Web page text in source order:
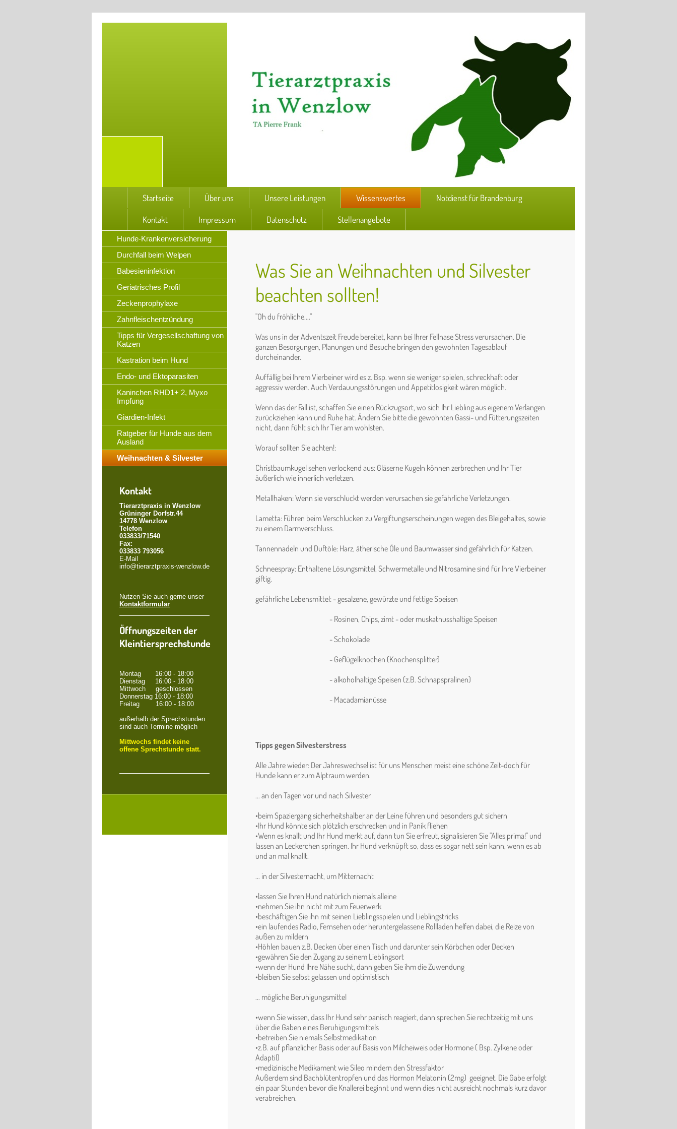
Startseite Über uns Unsere Leistungen Wissenswertes Notdienst für Brandenburg
Kontakt Impressum Datenschutz Stellenangebote
Hunde-Krankenversicherung
Durchfall beim Welpen
Babesieninfektion
Geriatrisches Profil
Zeckenprophylaxe
Zahnfleischentzündung
Tipps für Vergesellschaftung von
Katzen
Kastration beim Hund
Endo- und Ektoparasiten
Kaninchen RHD1+ 2, Myxo
Impfung
Giardien-Infekt
Ratgeber für Hunde aus dem
Ausland
Weihnachten & Silvester
Kontakt
Tierarztpraxis in Wenzlow
Grüninger Dorfstr.44
14778 Wenzlow
Telefon
033833/71540
Fax:
033833 793056
E-Mail
info@tierarztpraxis-wenzlow.de
Nutzen Sie auch gerne unser
Kontaktformular
Öffnungszeiten der
Kleintiersprechstunde
Montag 16:00 - 18:00
Dienstag 16:00 - 18:00
Mittwoch geschlossen
Donnerstag 16:00 - 18:00
Freitag 16:00 - 18:00
außerhalb der Sprechstunden
sind auch Termine möglich
Mittwochs findet keine
offene Sprechstunde statt.
Was Sie an Weihnachten und Silvester
beachten sollten!
"Oh du fröhliche...."
Was uns in der Adventszeit Freude bereitet, kann bei Ihrer Fellnase Stress verursachen. Die
ganzen Besorgungen, Planungen und Besuche bringen den gewohnten Tagesablauf
durcheinander.
Auffällig bei Ihrem Vierbeiner wird es z. Bsp. wenn sie weniger spielen, schreckhaft oder
aggressiv werden. Auch Verdauungsstörungen und Appetitlosigkeit wären möglich.
Wenn das der Fall ist, schaffen Sie einen Rückzugsort, wo sich Ihr Liebling aus eigenem Verlangen
zurückziehen kann und Ruhe hat. Ändern Sie bitte die gewohnten Gassi- und Fütterungszeiten
nicht, dann fühlt sich Ihr Tier am wohlsten.
Worauf sollten Sie achten!:
Christbaumkugel sehen verlockend aus: Gläserne Kugeln können zerbrechen und Ihr Tier
äußerlich wie innerlich verletzen.
Metallhaken: Wenn sie verschluckt werden verursachen sie gefährliche Verletzungen.
Lametta: Führen beim Verschlucken zu Vergiftungserscheinungen wegen des Bleigehaltes, sowie
zu einem Darmverschluss.
Tannennadeln und Duftöle: Harz, ätherische Öle und Baumwasser sind gefährlich für Katzen.
Schneespray: Enthaltene Lösungsmittel, Schwermetalle und Nitrosamine sind für Ihre Vierbeiner
giftig.
gefährliche Lebensmittel: - gesalzene, gewürzte und fettige Speisen
- Rosinen, Chips, zimt - oder muskatnusshaltige Speisen
- Schokolade
- Geflügelknochen (Knochensplitter)
- alkoholhaltige Speisen (z.B. Schnapspralinen)
- Macadamianüsse
Tipps gegen Silvesterstress
Alle Jahre wieder: Der Jahreswechsel ist für uns Menschen meist eine schöne Zeit-doch für
Hunde kann er zum Alptraum werden.
... an den Tagen vor und nach Silvester
•beim Spaziergang sicherheitshalber an der Leine führen und besonders gut sichern
•Ihr Hund könnte sich plötzlich erschrecken und in Panik fliehen
•Wenn es knallt und Ihr Hund merkt auf, dann tun Sie erfreut, signalisieren Sie "Alles prima!" und
lassen an Leckerchen springen. Ihr Hund verknüpft so, dass es sogar nett sein kann, wenn es ab
und an mal knallt.
... in der Silvesternacht, um Mitternacht
•lassen Sie Ihren Hund natürlich niemals alleine
•nehmen Sie ihn nicht mit zum Feuerwerk
•beschäftigen Sie ihn mit seinen Lieblingsspielen und Lieblingstricks
•ein laufendes Radio, Fernsehen oder heruntergelassene Rollladen helfen dabei, die Reize von
außen zu mildern
•Höhlen bauen z.B. Decken über einen Tisch und darunter sein Körbchen oder Decken
•gewähren Sie den Zugang zu seinem Lieblingsort
•wenn der Hund Ihre Nähe sucht, dann geben Sie ihm die Zuwendung
•bleiben Sie selbst gelassen und optimistisch
... mögliche Beruhigungsmittel
•wenn Sie wissen, dass Ihr Hund sehr panisch reagiert, dann sprechen Sie rechtzeitig mit uns
über die Gaben eines Beruhigungsmittels
•betreiben Sie niemals Selbstmedikation
•z.B. auf pflanzlicher Basis oder auf Basis von Milcheiweis oder Hormone ( Bsp. Zylkene oder
Adaptil)
•medizinische Medikament wie Sileo mindern den Stressfaktor
Außerdem sind Bachblütentropfen und das Hormon Melatonin (2mg) geeignet. Die Gabe erfolgt
ein paar Stunden bevor die Knallerei beginnt und wenn dies nicht ausreicht nochmals kurz davor
verabreichen.